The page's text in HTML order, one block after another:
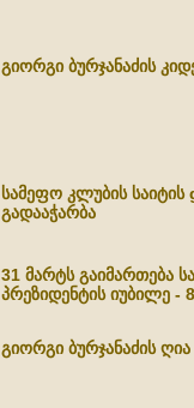
გიორგი ბურჯანაძის
სამეფო კლუბის
გადააჭარბა
31 მარტს გაიმართება
პრეზიდენტის იუბილე -
გიორგი ბურჯანაძის